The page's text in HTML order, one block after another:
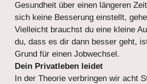
Gesundheit über einen längeren
sich keine Besserung einstellt,
Vielleicht brauchst du eine kleine
du, dass es dir dann besser geht,
Grund für einen Jobwechsel.
Dein Privatleben leidet
In der Theorie verbringen wir acht